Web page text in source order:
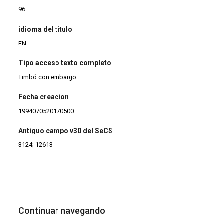
96
idioma del titulo
EN
Tipo acceso texto completo
Timbó con embargo
Fecha creacion
1994070520170500
Antiguo campo v30 del SeCS
3124; 12613
Continuar navegando